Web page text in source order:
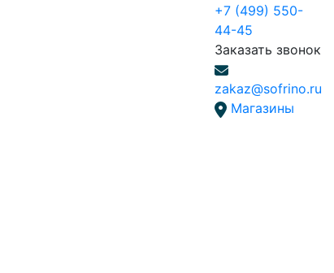
+7 (499) 550-
44-45
Заказать звонок
zakaz@sofrino.ru
Магазины